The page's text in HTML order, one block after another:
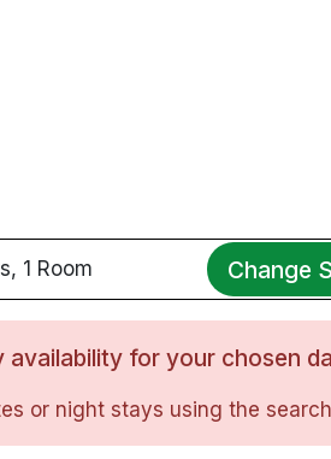
1 Room Change
for your chosen
or night stays using the